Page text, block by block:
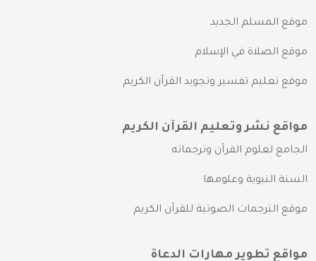
موقع المسلم الجديد
موقع الصلاة في الإسلام
موقع تعليم تفسير وتجويد القرآن الكريم
مواقع نشر وتعليم القرآن الكريم
الجامع لعلوم القرآن وترجماته
السنة النبوية وعلومها
موقع الترجمات الصوتية للقرآن الكريم
مواقع تطوير مهارات الدعاة